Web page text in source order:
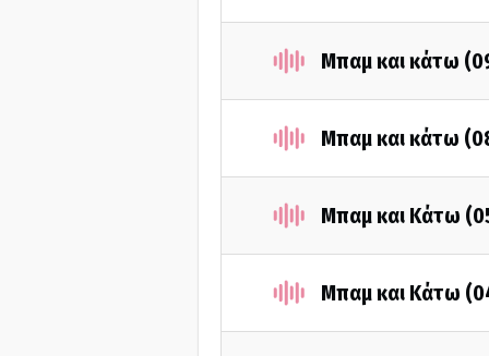
Μπαμ και κάτω
Μπαμ και κάτω
Μπαμ και Κάτω
Μπαμ και Κάτω